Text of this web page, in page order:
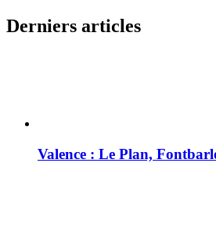
Derniers articles
Valence : Le Plan,